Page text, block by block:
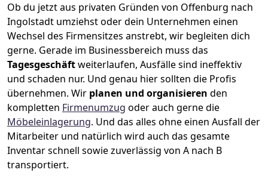
Ob du jetzt aus privaten Gründen von Offenburg nach
Ingolstadt umziehst oder dein Unternehmen einen
Wechsel des Firmensitzes anstrebt, wir begleiten dich
gerne. Gerade im Businessbereich muss das
Tagesgeschäftweiterlaufen, Ausfälle sind ineffektiv
und schaden nur. Und genau hier sollten die Profis
übernehmen. Wir planen und organisieren den
kompletten Firmenumzug oder auch gerne die
Möbeleinlagerung. Und das alles ohne einen Ausfall der
Mitarbeiter und natürlich wird auch das gesamte
Inventar schnell sowie zuverlässig von A nach B
transportiert.